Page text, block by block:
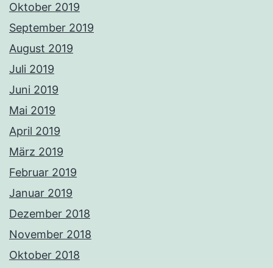
Oktober 2019
September 2019
August 2019
Juli 2019
Juni 2019
Mai 2019
April 2019
März 2019
Februar 2019
Januar 2019
Dezember 2018
November 2018
Oktober 2018